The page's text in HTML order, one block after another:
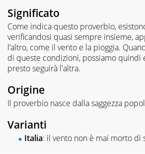
Significato
Come indica questo proverbio,
verificandosi quasi sempre insieme,
l’altro, come il vento e la pioggia.
di queste condizioni, possiamo quindi
presto seguirà l'altra.
Origine
Il proverbio nasce dalla saggezza
Varianti
Italia: il vento non è mai morto di